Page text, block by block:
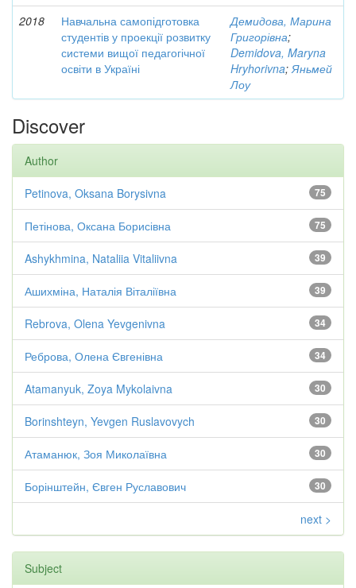
2018
Навчальна самопідготовка
студентів у проекції розвитку
системи вищої педагогічної
освіти в Україні
Демидова, Марина
Григорівна;
Demidova, Maryna
Hryhorivna;Яньмей
Лоу
Discover
Author
75
Petinova, Oksana Borysivna
75
Петінова, Оксана Борисівна
39
Ashykhmina, Nataliia Vitaliivna
39
Ашихміна, Наталія Віталіївна
34
Rebrova, Olena Yevgenivna
34
Реброва, Олена Євгенівна
30
Atamanyuk, Zoya Mykolaivna
30
Borinshteyn, Yevgen Ruslavovych
30
Атаманюк, Зоя Миколаївна
30
Борінштейн, Євген Руславович
next >
Subject